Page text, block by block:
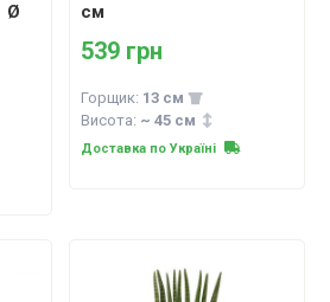
Ø
см
539 грн
Горщик: 13 см
Висота: ~ 45 см
Доставка по Україні